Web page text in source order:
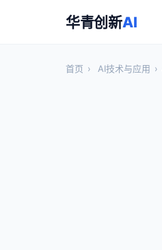
华青创新AI
首页 › AI技术与应用 ›